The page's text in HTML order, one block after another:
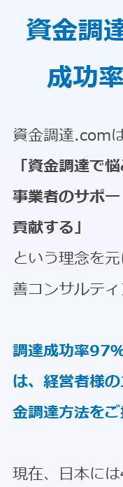
資金調
成功率
資金調達.com
「資金調達で
事業者のサポ
貢献する」
という理念を
善コンサルティ
調達成功率97
は、経営者様
金調達方法を
現在、日本に